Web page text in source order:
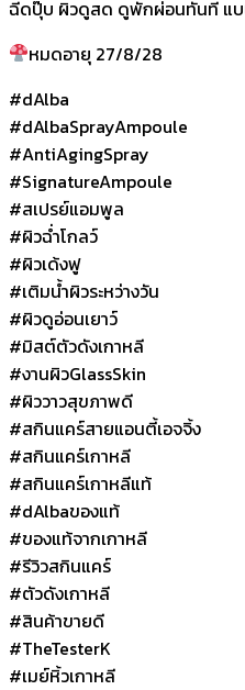
ฉีดปุ๊บ ผิวดูสด ดูพักผ่อนทันที แบ
หมดอายุ 27/8/28
#dAlba
#dAlbaSprayAmpoule
#AntiAgingSpray
#SignatureAmpoule
#สเปรย์แอมพูล
#ผิวฉ่ำโกลว์
#ผิวเด้งฟู
#เติมน้ำผิวระหว่างวัน
#ผิวดูอ่อนเยาว์
#มิสต์ตัวดังเกาหลี
#งานผิวGlassSkin
#ผิววาวสุขภาพดี
#สกินแคร์สายแอนตี้เอจจิ้ง
#สกินแคร์เกาหลี
#สกินแคร์เกาหลีแท้
#dAlbaของแท้
#ของแท้จากเกาหลี
#รีวิวสกินแคร์
#ตัวดังเกาหลี
#สินค้าขายดี
#TheTesterK
#เมย์หิ้วเกาหลี